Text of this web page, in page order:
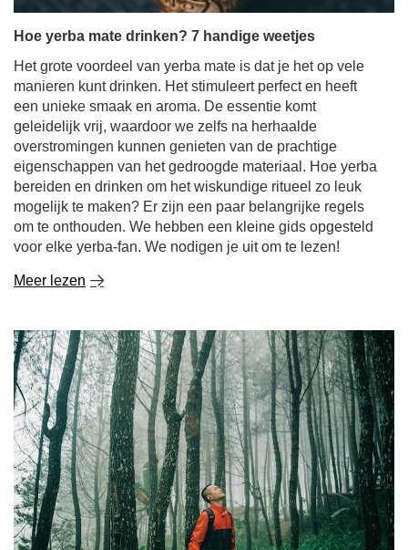
Hoe yerba mate drinken? 7 handige weetjes
Het grote voordeel van yerba mate is dat je het op vele
manieren kunt drinken. Het stimuleert perfect en heeft
een unieke smaak en aroma. De essentie komt
geleidelijk vrij, waardoor we zelfs na herhaalde
overstromingen kunnen genieten van de prachtige
eigenschappen van het gedroogde materiaal. Hoe yerba
bereiden en drinken om het wiskundige ritueel zo leuk
mogelijk te maken? Er zijn een paar belangrijke regels
om te onthouden. We hebben een kleine gids opgesteld
voor elke yerba-fan. We nodigen je uit om te lezen!
Meer lezen